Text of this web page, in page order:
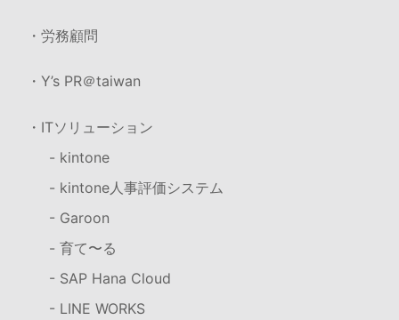
・労務顧問
・Y’s PR＠taiwan
・ITソリューション
- kintone
- kintone人事評価システム
- Garoon
- 育て〜る
- SAP Hana Cloud
- LINE WORKS